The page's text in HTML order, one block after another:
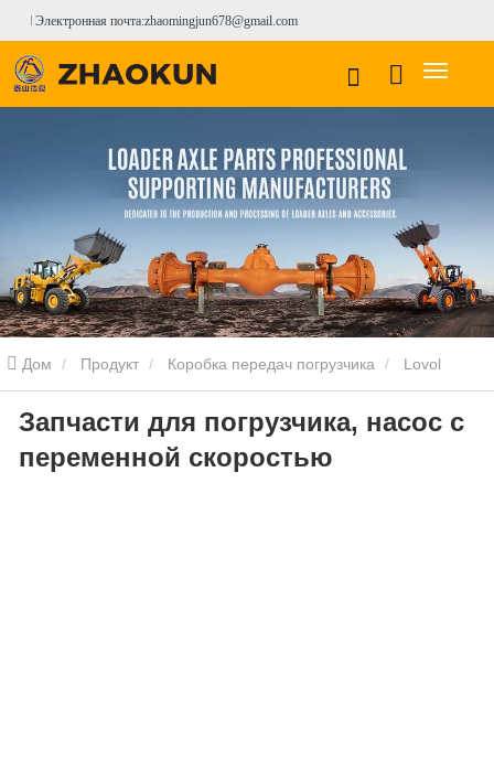
Электронная почта:zhaomingjun678@gmail.com
Дом Продукт Коробка передач погрузчика Lovol
Loader Gearbox
скоростью
Запчасти для погрузчика, насос с
переменной скоростью